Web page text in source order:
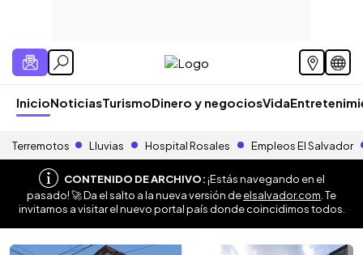
InicioNoticiasTurismoDinero y negociosVida
Terremotos Lluvias Hospital Rosales Empleos El Salvador
CONTENIDO DE ARCHIVO:¡Estás navegando en el
pasado! 🚀 Da el salto a la nueva versión deelsalvador.com . Te
invitamos a visitar el nuevo portal país donde coincidimos todos.